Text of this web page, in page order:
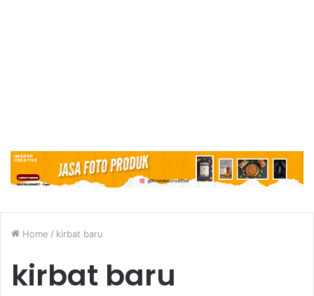
Home / kirbat baru
kirbat baru